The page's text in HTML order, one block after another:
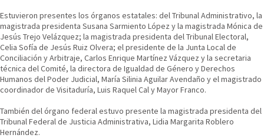
Estuvieron presentes los órganos estatales: del Tribunal Administrativo, la
magistrada presidenta Susana Sarmiento López y la magistrada Mónica de
Jesús Trejo Velázquez; la magistrada presidenta del Tribunal Electoral,
Celia Sofía de Jesús Ruiz Olvera; el presidente de la Junta Local de
Conciliación y Arbitraje, Carlos Enrique Martínez Vázquez y la secretaria
técnica del Comité, la directora de Igualdad de Género y Derechos
Humanos del Poder Judicial, María Silinia Aguilar Avendaño y el magistrado
coordinador de Visitaduría, Luis Raquel Cal y Mayor Franco.
También del órgano federal estuvo presente la magistrada presidenta del
Tribunal Federal de Justicia Administrativa, Lidia Margarita Roblero
Hernández.